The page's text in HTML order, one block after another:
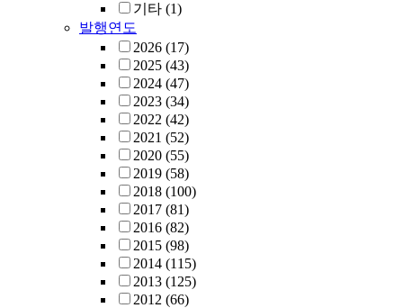
기타 (1)
발행연도
2026 (17)
2025 (43)
2024 (47)
2023 (34)
2022 (42)
2021 (52)
2020 (55)
2019 (58)
2018 (100)
2017 (81)
2016 (82)
2015 (98)
2014 (115)
2013 (125)
2012 (66)